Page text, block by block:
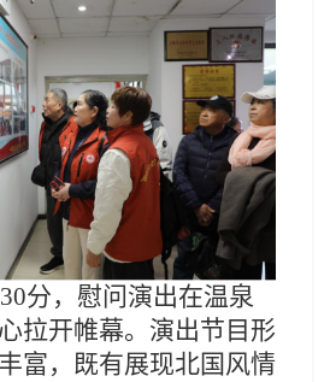
分，慰问演出在温泉
拉开帷幕。演出节目形
富，既有展现北国风情